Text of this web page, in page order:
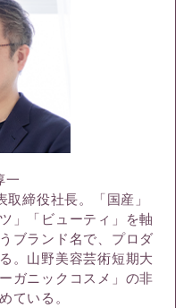
一
締役社長。「国産」
」「ビューティ」を軸
ブランド名で、プロダ
。山野美容芸術短期大
ガニックコスメ」の非
ている。